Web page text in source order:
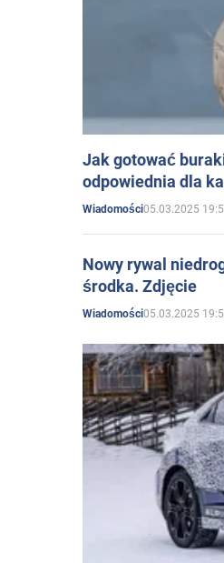
Jak gotować
odpowiednia dla
Wiadomości05.03.2025
Nowy rywal
środka. Zdjęcie
Wiadomości05.03.2025